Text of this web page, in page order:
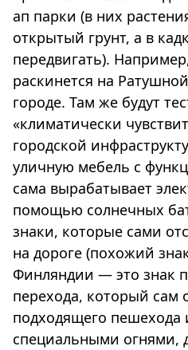
ап парки (в них
открытый грунт, а в
передвигать).
раскинется на
городе. Там же будут
«климатически
городской
уличную мебель с
сама вырабатывает
помощью солнечных
знаки, которые сами
на дороге (похожий
Финляндии — это знак
перехода, который сам
подходящего пешехода
специальными огнями,